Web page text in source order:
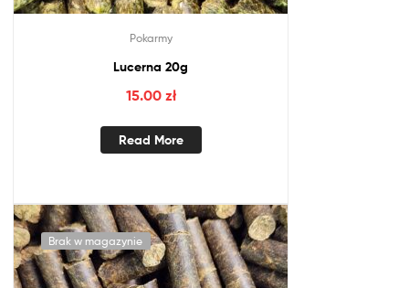
Pokarmy
Lucerna 20g
15.00 zł
Read More
Brak w magazynie